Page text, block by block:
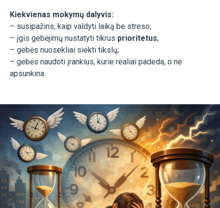
Kiekvienas mokymų dalyvis:
– susipažins, kaip valdyti laiką be streso;
– įgis gebėjimų nustatyti tikrus prioritetus;
– gebės nuosekliai siekti tikslų;
– gebės naudoti įrankius, kurie realiai padeda, o ne
apsunkina.